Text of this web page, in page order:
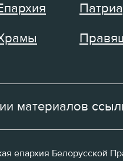
материалов
епархия Белорусской